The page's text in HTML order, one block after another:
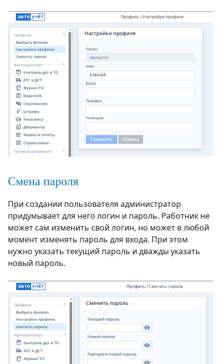
Смена пароля
При создании пользователя администратор
придумывает для него логин и пароль. Работник не
может сам изменить свой логин, но может в любой
момент изменять пароль для входа. При этом
нужно указать текущий пароль и дважды указать
новый пароль.